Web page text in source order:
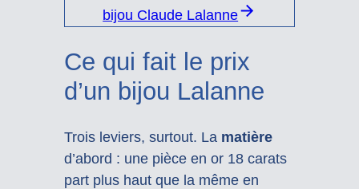
bijou Claude Lalanne
Ce qui fait le prix
d’un bijou Lalanne
Trois leviers, surtout. La matière
d’abord : une pièce en or 18 carats
part plus haut que la même en